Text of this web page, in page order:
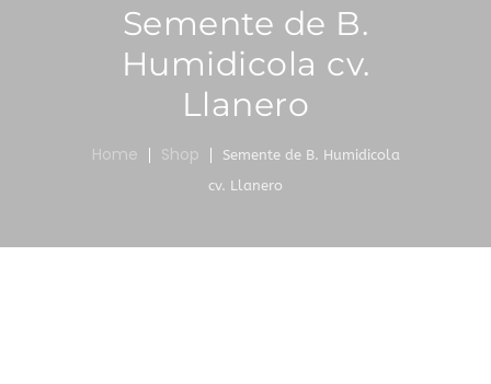
Semente de B.
Humidicola cv.
Llanero
Home Shop
Semente de B. Humidicola
cv. Llanero